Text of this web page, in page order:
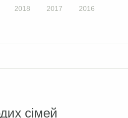
2018 2017 2016
сімей